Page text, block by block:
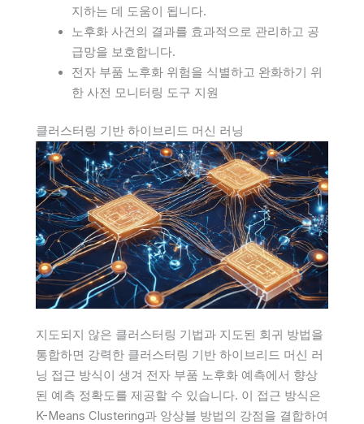
지하는 데 도움이 됩니다.
노후화 사건의 결과를 효과적으로 관리하고 공
급망을 보호합니다.
전자 부품 노후화 위험을 식별하고 완화하기 위
한 사전 모니터링 도구 지원
클러스터링 기반 하이브리드 머신 러닝
지도되지 않은 클러스터링 기법과 지도된 회귀 방법을
통합하면 강력한 클러스터링 기반 하이브리드 머신 러
닝 접근 방식이 생겨 전자 부품 노후화 예측에서 향상
된 예측 정확도를 제공할 수 있습니다. 이 접근 방식은
K-Means Clustering과 앙상블 방법의 강점을 결합하여